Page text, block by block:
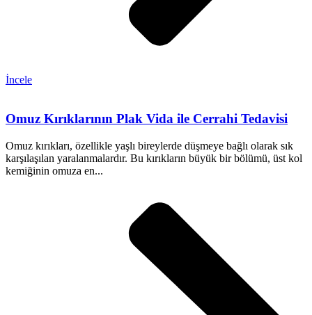
İncele
Omuz Kırıklarının Plak Vida ile Cerrahi Tedavisi
Omuz kırıkları, özellikle yaşlı bireylerde düşmeye bağlı olarak sık
karşılaşılan yaralanmalardır. Bu kırıkların büyük bir bölümü, üst kol
kemiğinin omuza en...